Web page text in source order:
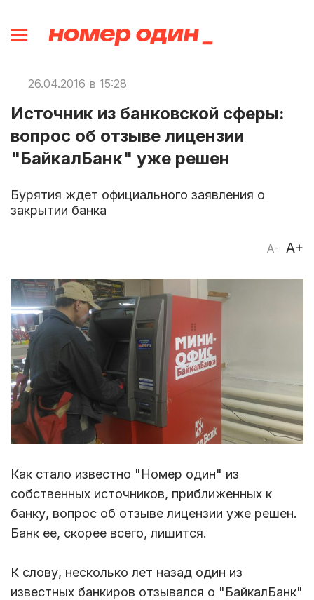
26.04.2016 в 15:28
Источник из банковской сферы:
вопрос об отзыве лицензии
"БайкалБанк" уже решен
Бурятия ждет официального заявления о
закрытии банка
A- A+
Как стало известно "Номер один" из
собственных источников, приближенных к
банку, вопрос об отзыве лицензии уже решен.
Банк ее, скорее всего, лишится.
К слову, несколько лет назад один из
известных банкиров отзывался о "БайкалБанк"